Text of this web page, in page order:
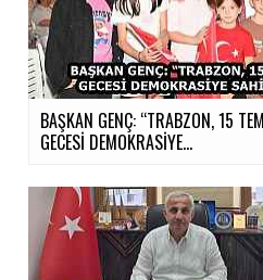
BAŞKAN GENÇ: “TRABZON, 15
GECESİ DEMOKRASİYE...